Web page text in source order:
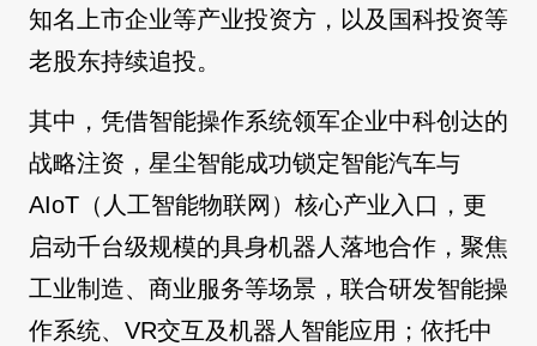
知名上市企业等产业投资方，以及国科投资等
老股东持续追投。
其中，凭借智能操作系统领军企业中科创达的
战略注资，星尘智能成功锁定智能汽车与
AIoT（人工智能物联网）核心产业入口，更
启动千台级规模的具身机器人落地合作，聚焦
工业制造、商业服务等场景，联合研发智能操
作系统、VR交互及机器人智能应用；依托中